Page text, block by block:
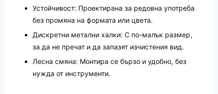
Устойчивост: Проектирана за редовна употреба
без промяна на формата или цвета.
Дискретни метални халки: С по-малък размер,
за да не пречат и да запазят изчистения вид.
Лесна смяна: Монтира се бързо и удобно, без
нужда от инструменти.